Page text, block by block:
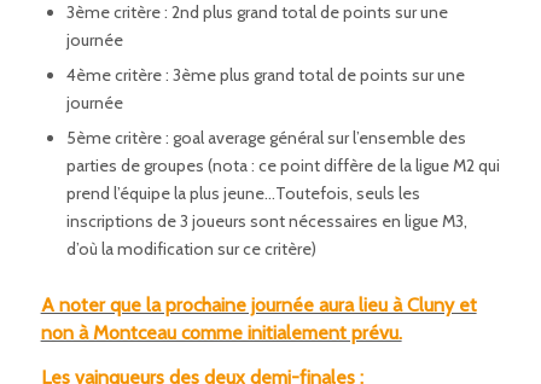
3ème critère : 2nd plus grand total de points sur une
journée
4ème critère : 3ème plus grand total de points sur une
journée
5ème critère : goal average général sur l’ensemble des
parties de groupes (nota : ce point diffère de la ligue M2 qui
prend l’équipe la plus jeune…Toutefois, seuls les
inscriptions de 3 joueurs sont nécessaires en ligue M3,
d’où la modification sur ce critère)
A noter que la prochaine journée aura lieu à Cluny et
non à Montceau comme initialement prévu.
Les vainqueurs des deux demi-finales :